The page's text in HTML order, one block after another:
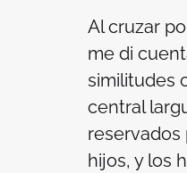
Al cruzar
me di
similitudes
central
reservados
hijos, y los